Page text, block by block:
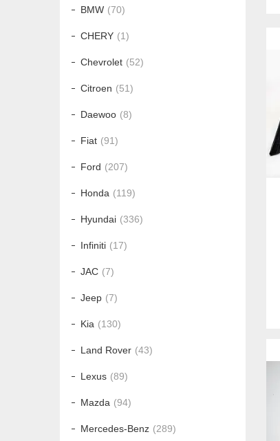
BMW 70
CHERY 1
Chevrolet 52
Citroen 51
Daewoo 8
Fiat 91
Ford 207
Honda 119
Hyundai 336
Infiniti 17
JAC 7
Jeep 7
Kia 130
Land Rover 43
Lexus 89
Mazda 94
Mercedes-Benz 289